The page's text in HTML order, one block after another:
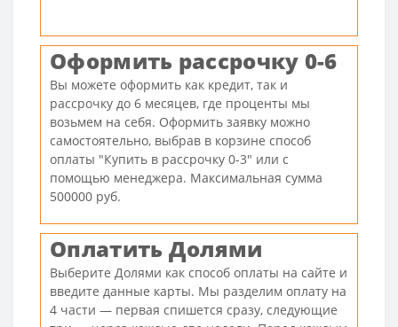
Оформить рассрочку 0-6
Вы можете оформить как кредит, так и
рассрочку до 6 месяцев, где проценты мы
возьмем на себя. Оформить заявку можно
самостоятельно, выбрав в корзине способ
оплаты "Купить в рассрочку 0-3" или с
помощью менеджера. Максимальная сумма
500000 руб.
Оплатить Долями
Выберите Долями как способ оплаты на сайте и
введите данные карты. Мы разделим оплату на
4 части — первая спишется сразу, следующие